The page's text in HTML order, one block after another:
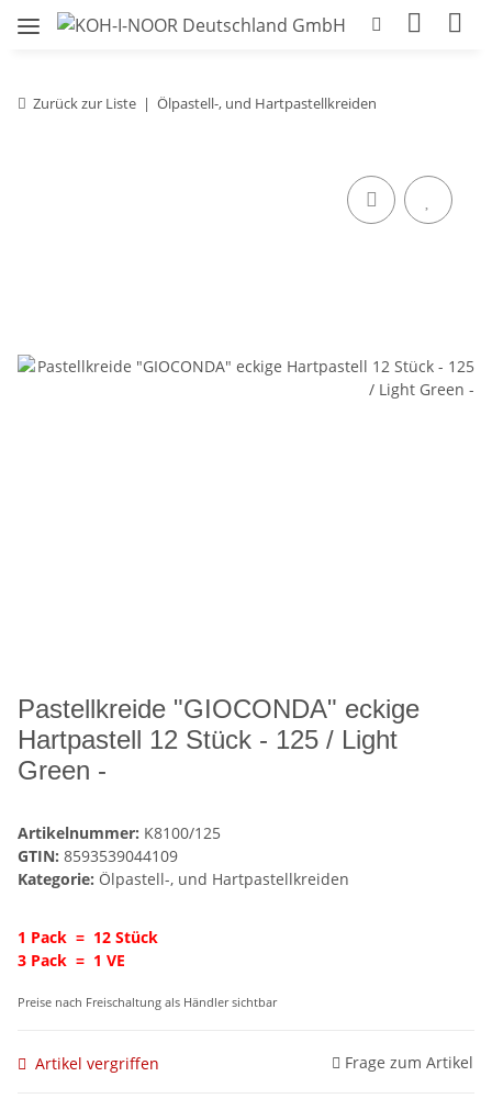
Zurück zur Liste Ölpastell-, und Hartpastellkreiden
Pastellkreide "GIOCONDA" eckige
Hartpastell 12 Stück - 125 / Light
Green -
Artikelnummer: K8100/125
GTIN: 8593539044109
Kategorie: Ölpastell-, und Hartpastellkreiden
1 Pack = 12 Stück
3 Pack = 1 VE
Preise nach Freischaltung als Händler sichtbar
Artikel vergriffen Frage zum Artikel